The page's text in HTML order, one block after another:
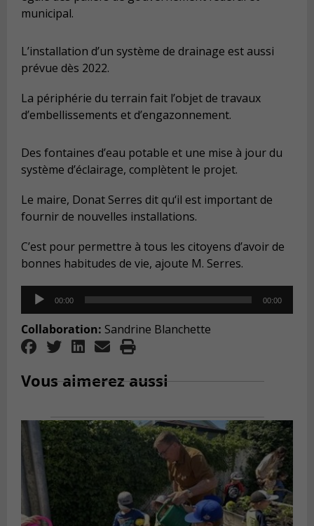
municipal.
L’installation d’un système de drainage est aussi
prévue dès 2022.
La périphérie du terrain fait l’objet de travaux
d’embellissements et d’engazonnement.
Des fontaines d’eau potable et une mise à jour du
système d’éclairage, complètent le projet.
Le maire, Donat Serres dit qu‘il est important de
fournir de nouvelles installations.
C’est pour permettre à tous les citoyens d’avoir de
bonnes habitudes de vie, ajoute M. Serres.
Audio
Player
00:00 00:00
Collaboration: Sandrine Blanchette
Vous aimerez aussi